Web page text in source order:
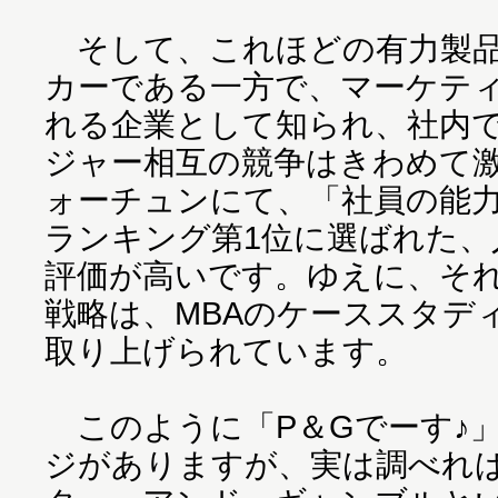
そして、これほどの有力製
カーである一方で、マーケテ
れる企業として知られ、社内
ジャー相互の競争はきわめて
ォーチュンにて、「社員の能
ランキング第1位に選ばれた
評価が高いです。ゆえに、そ
戦略は、MBAのケーススタデ
取り上げられています。
このように「P＆Gでーす♪
ジがありますが、実は調べれ